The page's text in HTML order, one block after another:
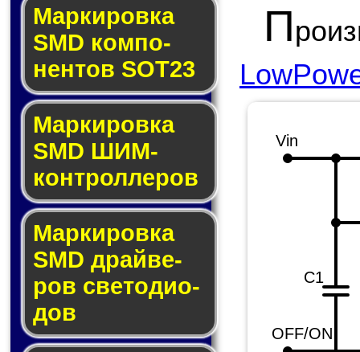
Маркировка
SMD ком­по­
нен­тов SOT23
Маркировка
SMD ШИМ-
кон­трол­ле­ров
Маркировка
SMD драй­ве­
ров све­то­ди­о­
дов
П
Vin
C1
OFF/ON